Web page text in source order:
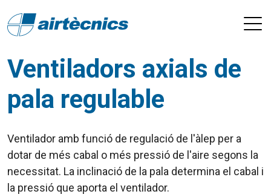
Ventiladors axials de
pala regulable
Ventilador amb funció de regulació de l'àlep per a
dotar de més cabal o més pressió de l'aire segons la
necessitat. La inclinació de la pala determina el cabal i
la pressió que aporta el ventilador.